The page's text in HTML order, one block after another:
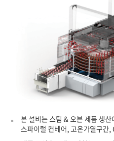
본 설비는 스팀 & 오븐 제품 생
스파이럴 컨베어, 고온가열구간